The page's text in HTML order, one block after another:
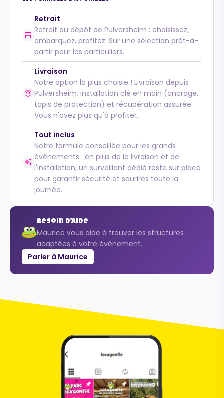
Retrait
Retrait au dépôt de Pulversheim : choisissez,
embarquez, profitez. Sur une sélection prêt-à-
partir pour les particuliers.
Livraison
Notre option la plus choisie ! Livraison depuis
Pulversheim, installation clé en main (ancrage,
tapis de protection) et récupération assurée.
Vous n'avez plus qu'à profiter.
Tout inclus
Notre formule conseillée pour les grands
événements : en plus de la livraison et de
l'installation, un surveillant dédié reste sur place
pour garantir sécurité et sourires toute la
journée.
Besoin d'aide
Maurice vous aide à trouver les structures
adaptées à votre événement.
Parler à Maurice